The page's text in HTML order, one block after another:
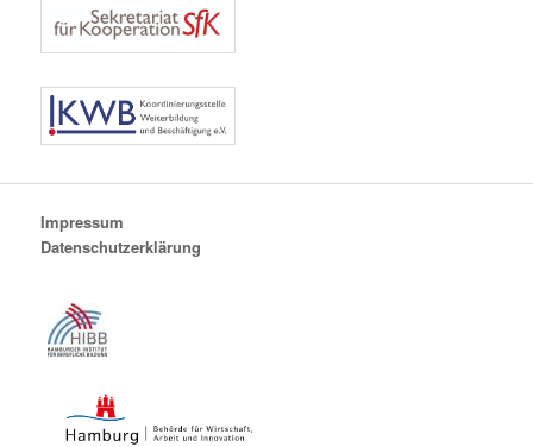
Impressum
Datenschutzerklärung